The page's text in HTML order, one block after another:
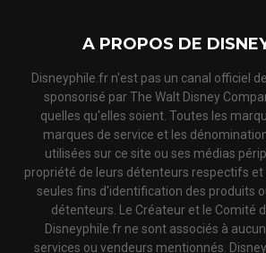
A PROPOS DE
Disneyphile.fr n'est pas un canal officiel
sponsorisé par The Walt Disney
quelles qu'elles soient. Toutes les
marques de service et les
utilisées sur ce site ou ses médias
propriété de leurs détenteurs respectifs et
seules fins d'identification des produits
détenteurs. Le Créateur et le Comité
Disneyphile.fr ne sont associés à
services ou vendeurs mentionnés.